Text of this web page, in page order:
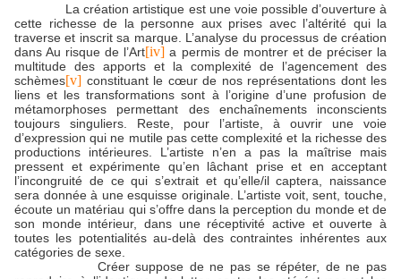
La création artistique est une voie possible d’ouverture à
cette richesse de la personne aux prises avec l’altérité qui la
traverse et inscrit sa marque. L’analyse du processus de création
dans Au risque de l’Art[iv] a permis de montrer et de préciser la
multitude des apports et la complexité de l’agencement des
schèmes[v] constituant le cœur de nos représentations dont les
liens et les transformations sont à l’origine d’une profusion de
métamorphoses permettant des enchaînements inconscients
toujours singuliers. Reste, pour l’artiste, à ouvrir une voie
d’expression qui ne mutile pas cette complexité et la richesse des
productions intérieures. L’artiste n’en a pas la maîtrise mais
pressent et expérimente qu’en lâchant prise et en acceptant
l’incongruité de ce qui s’extrait et qu’elle/il captera, naissance
sera donnée à une esquisse originale. L’artiste voit, sent, touche,
écoute un matériau qui s’offre dans la perception du monde et de
son monde intérieur, dans une réceptivité active et ouverte à
toutes les potentialités au-delà des contraintes inhérentes aux
catégories de sexe.
Créer suppose de ne pas se répéter, de ne pas